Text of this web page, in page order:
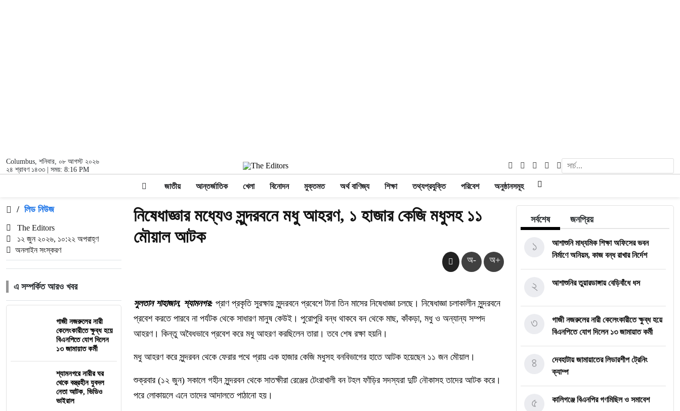
Columbus, শনিবার, ০৮ আগস্ট ২০২৬
২৪ শ্রাবণ ১৪৩৩ | সময়: 8:16 PM
জাতীয় আন্তর্জাতিক খেলা বিনোদন মুক্তমত অর্থ বাণিজ্য শিক্ষা তথ্যপ্রযুক্তি পরিবেশ অনুষ্ঠানসমূহ
/ লিড নিউজ
The Editors
১২ জুন ২০২৬, ১০:২২ অপরাহ্ণ
অনলাইন সংস্করণ
এ সম্পর্কিত আরও খবর
গাজী নজরুলের নারী
কেলেংকারীতে ক্ষুব্ধ হয়ে
বিএনপিতে যোগ দিলেন
১৩ জামায়াত কর্মী
শ্যামনগরে নারীর ঘর
থেকে বস্ত্রহীন যুবদল
নেতা আটক, ভিডিও
ভাইরাল
নিষেধাজ্ঞার মধ্যেও সুন্দরবনে মধু আহরণ, ১ হাজার কেজি মধুসহ ১১
মৌয়াল আটক
অ- অ+
সুলতান শাহাজান, শ্যামনগর: প্রাণ প্রকৃতি সুরক্ষায় সুন্দরবনে প্রবেশে টানা তিন মাসের নিষেধাজ্ঞা চলছে। নিষেধাজ্ঞা চলাকালীন সুন্দরবনে
প্রবেশ করতে পারবে না পর্যটক থেকে সাধারণ মানুষ কেউই। পুরোপুরি বন্ধ থাকবে বন থেকে মাছ, কাঁকড়া, মধু ও অন্যান্য সম্পদ
আহরণ। কিন্তু অবৈধভাবে প্রবেশ করে মধু আহরণ করছিলেন তারা। তবে শেষ রক্ষা হয়নি।
মধু আহরণ করে সুন্দরবন থেকে ফেরার পথে প্রায় এক হাজার কেজি মধুসহ বনবিভাগের হাতে আটক হয়েছেন ১১ জন মৌয়াল।
শুক্রবার (১২ জুন) সকালে গহীন সুন্দরবন থেকে সাতক্ষীরা রেঞ্জের টেংরাখালী বন টহল ফাঁড়ির সদস্যরা দুটি নৌকাসহ তাদের আটক করে।
পরে লোকায়লে এনে তাদের আদালতে পাঠানো হয়।
সর্বশেষ জনপ্রিয়
আশাশুনি মাধ্যমিক শিক্ষা অফিসের ভবন
নির্মাণে অনিয়ম, কাজ বন্ধ রাখার নির্দেশ
১
আশাশুনির তুয়ারডাঙ্গায় বেড়িবাঁধে ধস
২
গাজী নজরুলের নারী কেলেংকারীতে ক্ষুব্ধ হয়ে
বিএনপিতে যোগ দিলেন ১৩ জামায়াত কর্মী
৩
দেবহাটায় জামায়াতের লিডারশীপ ট্রেনিং
ক্যাম্প
৪
কালিগঞ্জে বিএনপির গণমিছিল ও সমাবেশ
৫